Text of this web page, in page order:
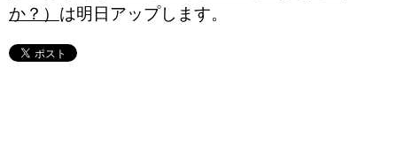
か？） は明日アップします。